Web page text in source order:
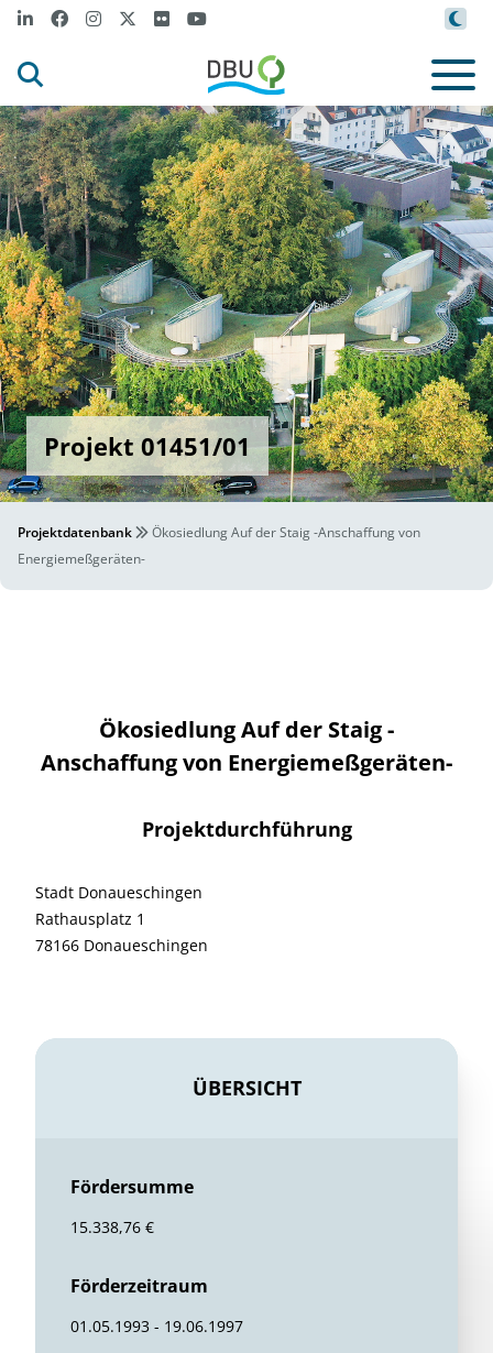
Projekt 01451/01
Projektdatenbank
Ökosiedlung Auf der Staig -Anschaffung von
Energiemeßgeräten-
Ökosiedlung Auf der Staig -
Anschaffung von Energiemeßgeräten-
Projektdurchführung
Stadt Donaueschingen
Rathausplatz 1
78166 Donaueschingen
ÜBERSICHT
Fördersumme
15.338,76 €
Förderzeitraum
01.05.1993 - 19.06.1997